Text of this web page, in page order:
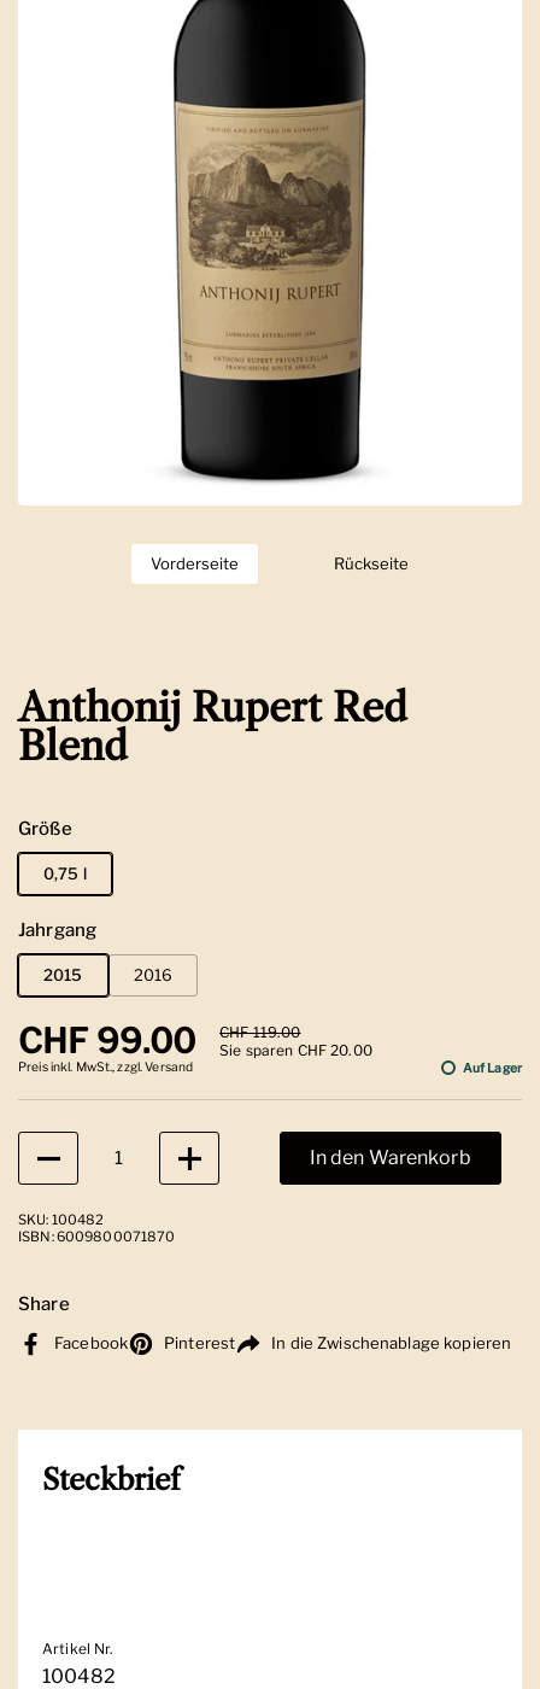
Zeige Folie 1
Vorderseite Zeige Folie 2
Rückseite
Anthonij Rupert Red
Blend
Größe
0,75 l
Jahrgang
2015 2016
Regulärer Preis
CHF 99.00 Sale-Preis
CHF 119.00
Sie sparen CHF 20.00
Preis inkl. MwSt., zzgl. Versand Auf Lager
Anzahl
In den Warenkorb
SKU: 100482
ISBN: 6009800071870
Share
Facebook Pinterest In die Zwischenablage kopieren
Steckbrief
Artikel Nr.
100482